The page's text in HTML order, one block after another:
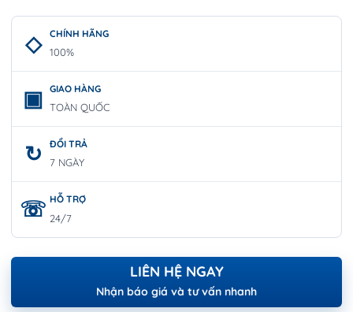
CHÍNH HÃNG
100%
GIAO HÀNG
TOÀN QUỐC
ĐỔI TRẢ
7 NGÀY
HỖ TRỢ
24/7
LIÊN HỆ NGAY
Nhận báo giá và tư vấn nhanh